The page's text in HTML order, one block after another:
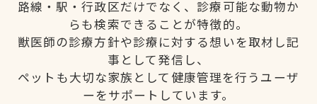
路線・駅・行政区だけでなく、診療可能な動物か
らも検索できることが特徴的。
獣医師の診療方針や診療に対する想いを取材し記
事として発信し、
ペットも大切な家族として健康管理を行うユーザ
ーをサポートしています。